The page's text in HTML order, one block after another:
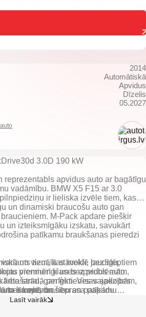
2014
Automātiskā
Apvidus
Dīzelis
05.2027
3.0D 190 kW
reprezentabls apvidus auto ar bagātīgu
vadāmību. BMW X5 F15 ar 3.0
ir lieliska izvēle tiem, kas
un dinamiski braucošu auto gan
M-Pack apdare piešķir
un izteiksmīgāku izskatu, savukārt
patīkamu braukšanas pieredzi
un vizuālā stāvoklī, bez slēptiem
vienmērīgi un bez problēmām,
strādā perfekti. Visas apkopes
ir kopts un neprasa papildu
variants tiem, kuri vēlas
tiem, kas meklē jaudīgu,
premium klases apvidus auto.
lietošanai, gan ģimenes vajadzībām,
līmeni, drošību un patīkamu
Lasīt vairāk